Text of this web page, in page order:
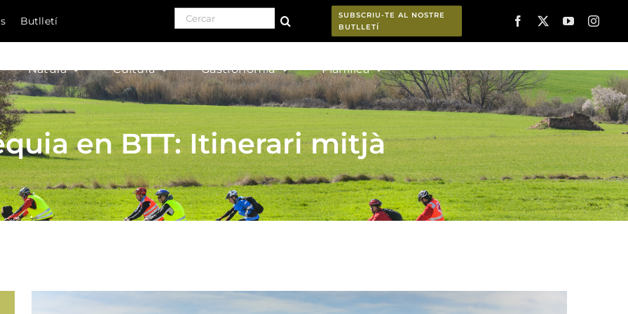
Butlletí Search for:
SUBSCRIU-TE AL NOSTRE
BUTLLETÍ
Natura Cultura Gastronomia Planifica
en BTT: Itinerari mitjà